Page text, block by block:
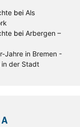
bei Als
bei Arbergen –
Jahre in Bremen -
in der Stadt